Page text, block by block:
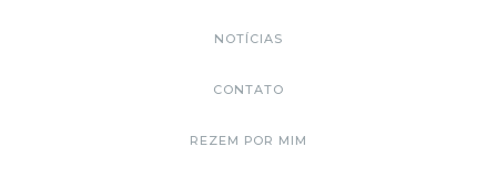
NOTÍCIAS
CONTATO
REZEM POR MIM